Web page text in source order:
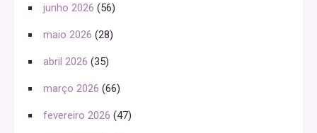
junho 2026 (56)
maio 2026 (28)
abril 2026 (35)
março 2026 (66)
fevereiro 2026 (47)